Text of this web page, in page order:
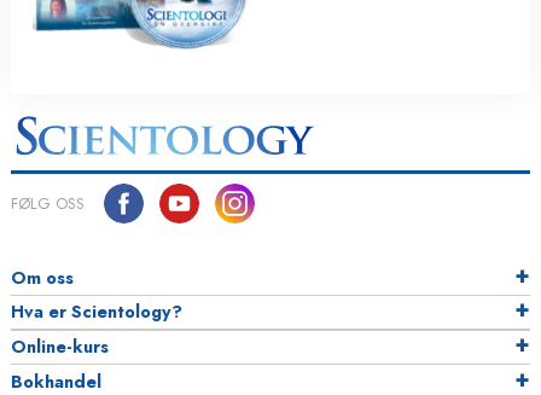
FØLG OSS
Om oss
Hva er Scientology?
Online-kurs
Bokhandel